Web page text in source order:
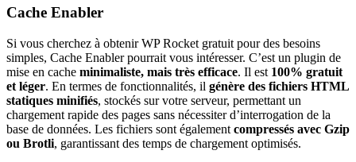
Cache Enabler
Si vous cherchez à obtenir WP Rocket gratuit pour des besoins
simples, Cache Enabler pourrait vous intéresser. C’est un plugin de
mise en cache minimaliste, mais très efficace. Il est 100% gratuit
et léger. En termes de fonctionnalités, il génère des fichiers HTML
statiques minifiés, stockés sur votre serveur, permettant un
chargement rapide des pages sans nécessiter d’interrogation de la
base de données. Les fichiers sont également compressés avec Gzip
ou Brotli, garantissant des temps de chargement optimisés.